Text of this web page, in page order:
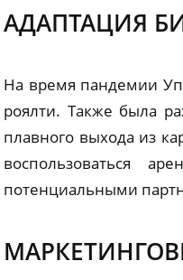
АДАПТАЦИЯ
На время пандемии
роялти. Также была
плавного выхода из
воспользоваться
потенциальными